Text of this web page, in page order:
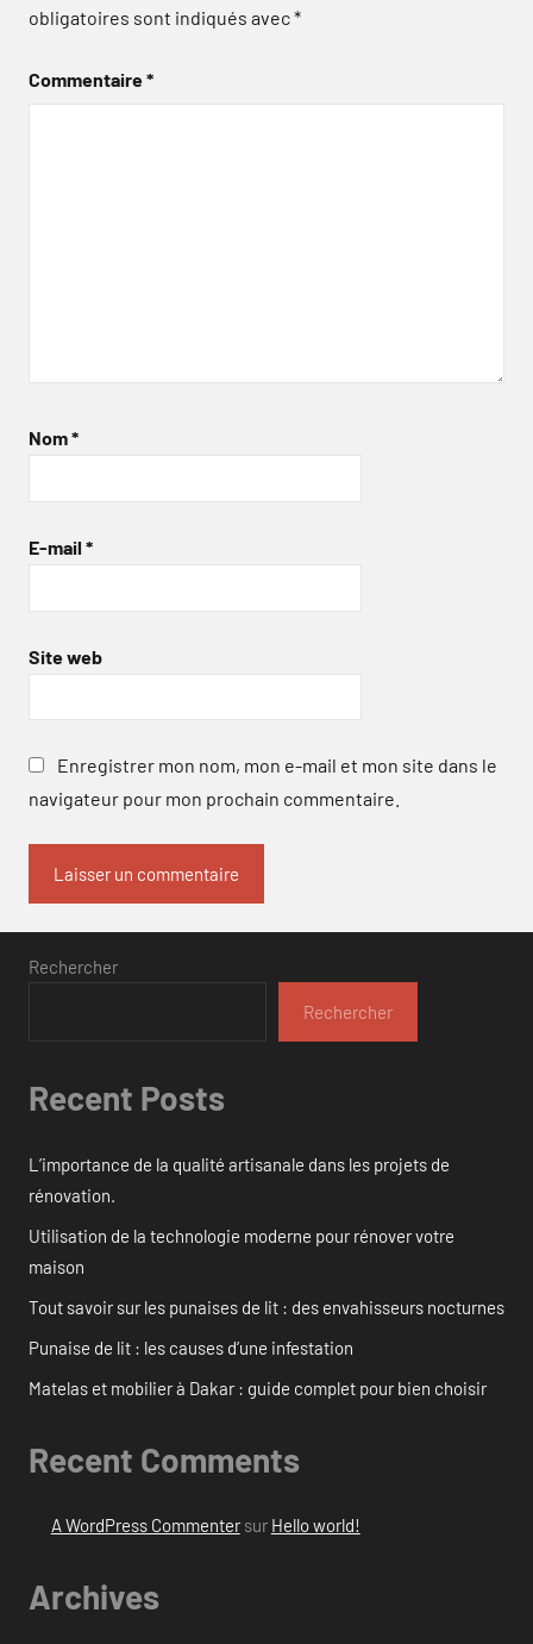
obligatoires sont indiqués avec*
Commentaire*
Nom*
E-mail *
Site web
Enregistrer mon nom, mon e-mail et mon site dans le
navigateur pour mon prochain commentaire.
Rechercher
Rechercher
Recent Posts
L’importance de la qualité artisanale dans les projets de
rénovation.
Utilisation de la technologie moderne pour rénover votre
maison
Tout savoir sur les punaises de lit : des envahisseurs nocturnes
Punaise de lit : les causes d’une infestation
Matelas et mobilier à Dakar : guide complet pour bien choisir
Recent Comments
A WordPress Commentersur Hello world!
Archives